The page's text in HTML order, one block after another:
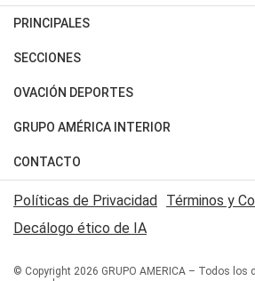
PRINCIPALES
Últimas Noticias
Política
Judiciales
Economia
SECCIONES
Horóscopo
Motores
Trucos caseros
Series y Películas
Edictos y Solicitadas
OVACIÓN DEPORTES
Fútbol
Mundial
Automovilismo
Rugby
Básquet
GRUPO AMÉRICA INTERIOR
Canal 7 en Vivo
San Juan 8
CONTACTO
Acerca de Nosotros
Contactanos
Políticas de Privacidad Términos y
Decálogo ético de IA
© Copyright 2026 GRUPO AMERICA – Todos los